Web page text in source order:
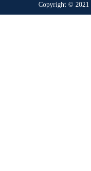
Copyright © 2021